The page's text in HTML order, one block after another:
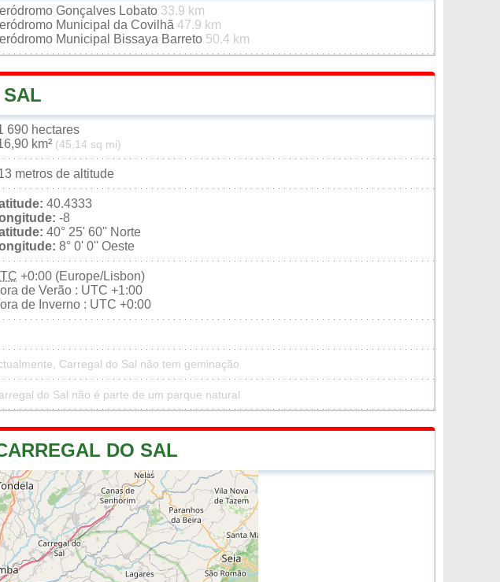
Gonçalves Lobato 33.9 km
Municipal da Covilhã 47.9 km
Municipal Bissaya Barreto 50.4 km
SAL
690 hectares
km² (45,14 sq mi)
metros de altitude
40.4333
-8
40° 25' 60'' Norte
8° 0' 0'' Oeste
+0:00 (Europe/Lisbon)
de Verão : UTC +1:00
de Inverno : UTC +0:00
Carregal do Sal não tem geminação
do Sal não é parte de um parque natural
DO SAL